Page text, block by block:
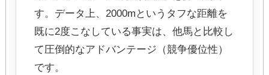
す。データ上、2000mというタフな距離を
既に2度こなしている事実は、他馬と比較し
て圧倒的なアドバンテージ（競争優位性）
です。